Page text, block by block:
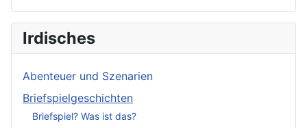
Irdisches
Abenteuer und Szenarien
Briefspielgeschichten
Briefspiel? Was ist das?